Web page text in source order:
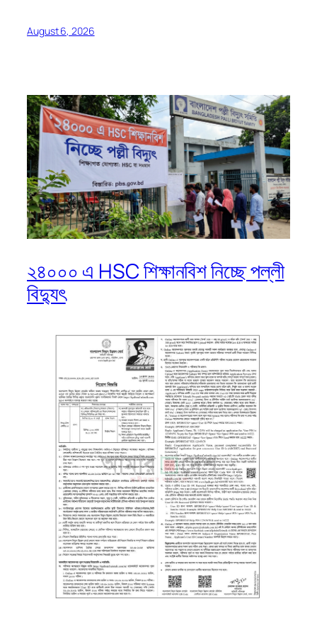
August 6, 2026
২৪০০০ এ HSC শিক্ষানবিশ নিচ্ছে পল্লী
বিদ্যুৎ